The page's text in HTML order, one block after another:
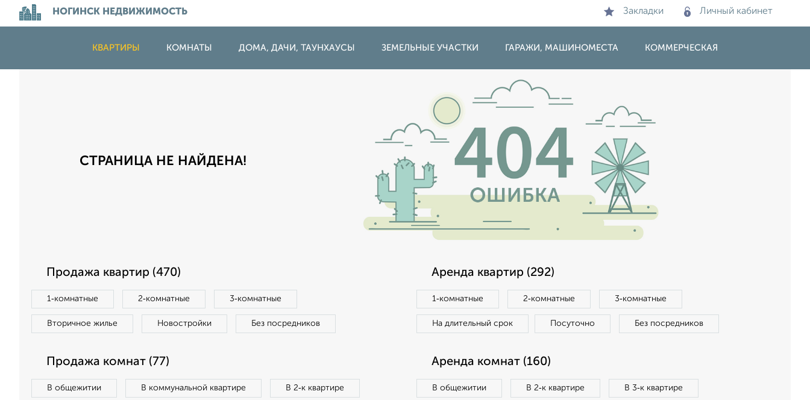
НОГИНСК НЕДВИЖИМОСТЬ Закладки Личный кабинет
КВАРТИРЫ КОМНАТЫ ДОМА, ДАЧИ, ТАУНХАУСЫ ЗЕМЕЛЬНЫЕ УЧАСТКИ ГАРАЖИ, МАШИНОМЕСТА КОММЕРЧЕСКАЯ
СТРАНИЦА НЕ НАЙДЕНА!
Продажа квартир (470)
1‑комнатные 2‑комнатные 3‑комнатные
Вторичное жилье Новостройки Без посредников
Аренда квартир (292)
1‑комнатные 2‑комнатные 3‑комнатные
На длительный срок Посуточно Без посредников
Продажа комнат (77)
В общежитии В коммунальной квартире В 2‑к квартире
Аренда комнат (160)
В общежитии В 2‑к квартире В 3‑к квартире